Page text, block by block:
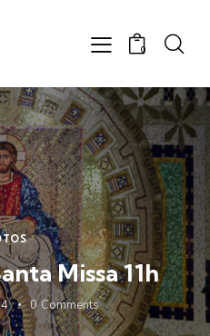
0
Missa 11h
0 Comments